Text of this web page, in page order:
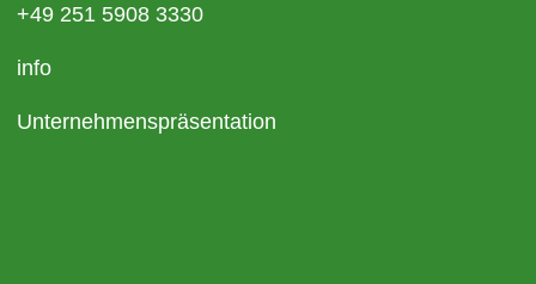
+49 251 5908 3330
info
Unternehmenspräsentation